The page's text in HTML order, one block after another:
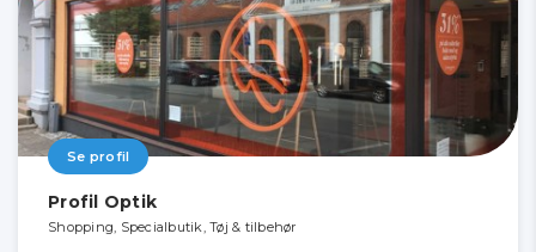
Se profil
Profil Optik
Shopping, Specialbutik, Tøj & tilbehør